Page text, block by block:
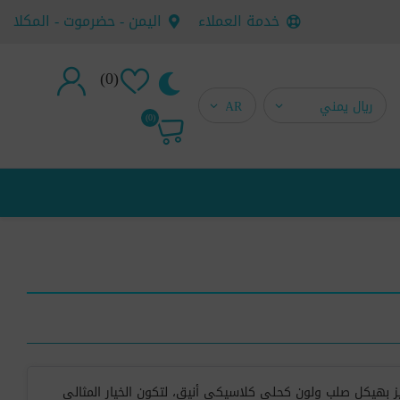
خدمة العملاء اليمن - حضرموت - المكلا
(0)
تسجيل جديد(0)
بهيكل صلب ولون كحلي كلاسيكي أنيق، لتكون الخيار المثالي